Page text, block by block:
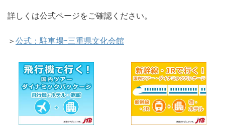
詳しくは公式ページをご確認ください。
＞公式：駐車場ｰ三重県文化会館